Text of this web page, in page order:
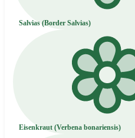
Salvias (Border Salvias)
Eisenkraut (Verbena bonariensis)